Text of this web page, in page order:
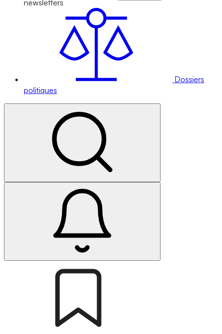
newsletters
Dossiers
politiques